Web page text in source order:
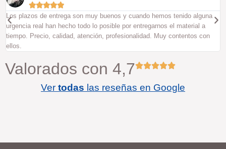

Los plazos de entrega son muy buenos y cuando hemos tenido alguna
urgencia real han hecho todo lo posible por entregarnos el material a
tiempo. Precio, calidad, atención, profesionalidad. Muy contentos con
ellos.
Valorados con 4,7
Ver todas las reseñas en Google